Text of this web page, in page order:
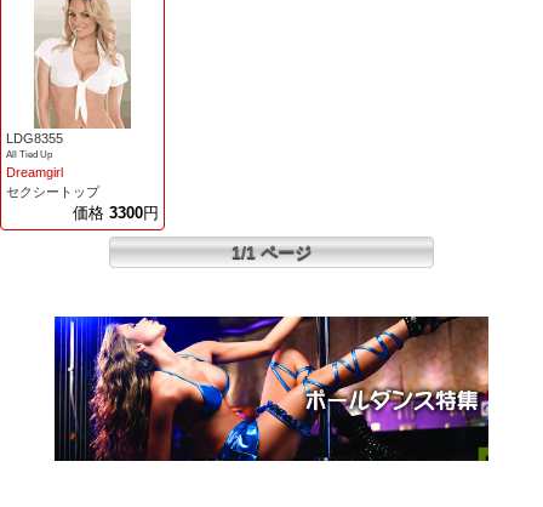
LDG8355
All Tied Up
Dreamgirl
セクシートップ
価格 3300円
1/1 ページ